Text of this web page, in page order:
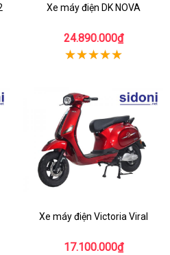
Xe máy điện DK NOVA
24.890.000₫
Xe máy điện Victoria Viral
17.100.000₫